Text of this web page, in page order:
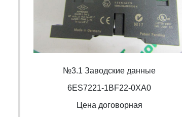
№3.1 Заводские данные
6ES7221-1BF22-0XA0
Цена договорная